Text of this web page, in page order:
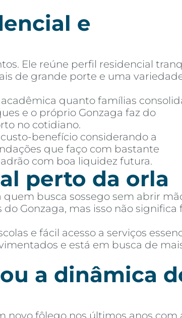
e
Ele reúne perfil residencial
de grande porte e uma
quanto famílias
e o próprio Gonzaga faz do
no cotidiano.
benefício considerando a
que faço com bastante
com boa liquidez futura.
perto da orla
busca sossego sem abrir
Gonzaga, mas isso não significa
e fácil acesso a serviços
e está em busca de
a dinâmica
novo fôlego nos últimos anos com